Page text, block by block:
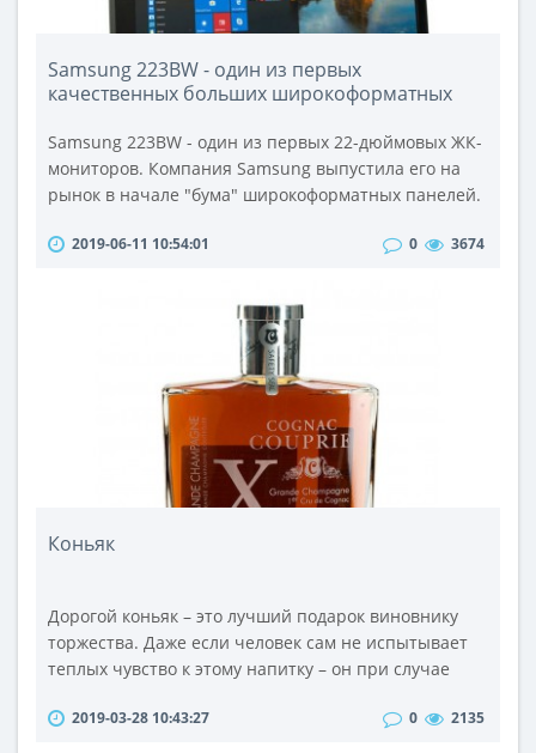
Samsung 223BW - один из первых
качественных больших широкоформатных
Samsung 223BW - один из первых 22-дюймовых ЖК-
мониторов. Компания Samsung выпустила его на
рынок в начале "бума" широкоформатных панелей.
сразу бросается в глаза. Именно своим дизайном и
привлекает.Имея довольно демократическую цену
эта серия мониторов завоевала значительный
сегмент рынка, где также была представ..
2019-06-11 10:54:01 0 3674
Коньяк
Дорогой коньяк – это лучший подарок виновнику
торжества. Даже если человек сам не испытывает
теплых чувство к этому напитку – он при случае
и Днепре вы можете заказать эту бодрящую
2019-03-28 10:43:27 0 2135